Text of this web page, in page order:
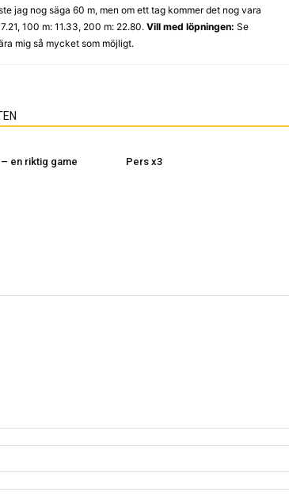
jag nog säga 60 m, men om ett tag kommer det nog vara
100 m: 11.33, 200 m: 22.80. Vill med löpningen: Se
mig så mycket som möjligt.
en riktig game
Pers x3